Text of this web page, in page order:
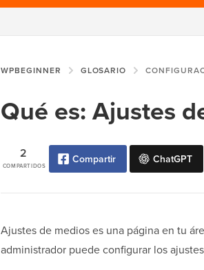
WPBEGINNER GLOSARIO
Qué es: Ajustes
COMPARTIDOS
2 Compartir ChatGPT
Ajustes de medios es una página en tu
administrador puede configurar los